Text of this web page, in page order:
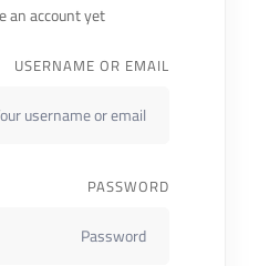
an account yet?
USERNAME OR EMAIL
PASSWORD